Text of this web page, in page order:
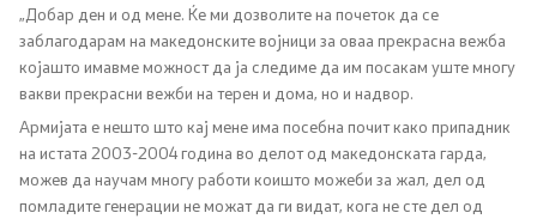
Состав на Владата
Министерства
СОЗР
Комисии
„Добар ден и од мене. Ќе ми дозволите на почеток да се
заблагодарам на македонските војници за оваа прекрасна вежба
којашто имавме можност да ја следиме да им посакам уште многу
вакви прекрасни вежби на терен и дома, но и надвор.
Армијата е нешто што кај мене има посебна почит како припадник
на истата 2003-2004 година во делот од македонската гарда,
можев да научам многу работи коишто можеби за жал, дел од
помладите генерации не можат да ги видат, кога не сте дел од